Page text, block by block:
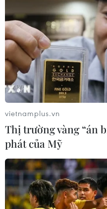
Theo dõi VietnamPlus
TIN LIÊN QUAN
vietnamplus.vn
Thị trường vàng “án
phát của Mỹ